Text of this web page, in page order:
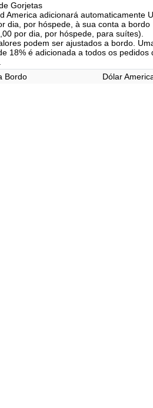
Gorjetas
America adicionará automaticamente
dia, por hóspede, à sua conta a bordo
por dia, por hóspede, para suítes).
podem ser ajustados a bordo.
18% é adicionada a todos os pedidos
Bordo
Dólar